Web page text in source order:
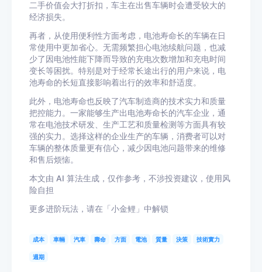
二手价值会大打折扣，车主在出售车辆时会遭受较大的
经济损失。
再者，从使用便利性方面考虑，电池寿命长的车辆在日
常使用中更加省心。无需频繁担心电池续航问题，也减
少了因电池性能下降而导致的充电次数增加和充电时间
变长等困扰。特别是对于经常长途出行的用户来说，电
池寿命的长短直接影响着出行的效率和舒适度。
此外，电池寿命也反映了汽车制造商的技术实力和质量
把控能力。一家能够生产出电池寿命长的汽车企业，通
常在电池技术研发、生产工艺和质量检测等方面具有较
强的实力。选择这样的企业生产的车辆，消费者可以对
车辆的整体质量更有信心，减少因电池问题带来的维修
和售后烦恼。
本文由 AI 算法生成，仅作参考，不涉投资建议，使用风
险自担
更多进阶玩法，请在「小金鲤」中解锁
成本 車輛 汽車 壽命 方面 電池 質量 決策 技術實力
週期